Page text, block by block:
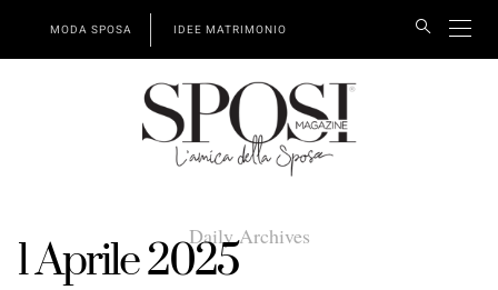
MODA SPOSA IDEE MATRIMONIO
Daily Archives
1 Aprile 2025